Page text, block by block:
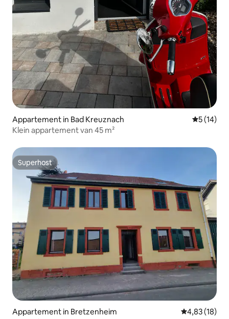
Appartement in Bad Kreuznach
5 (14)
Klein appartement van 45 m²
Superhost
Superhost
Appartement in Bretzenheim Gemiddelde
4,83 (18)